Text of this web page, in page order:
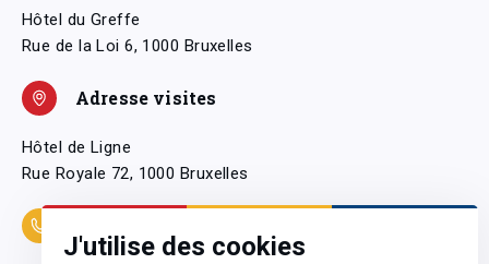
J'utilise des cookies
Hôtel du Greffe
Rue de la Loi 6, 1000 Bruxelles
Adresse visites
Hôtel de Ligne
Rue Royale 72, 1000 Bruxelles